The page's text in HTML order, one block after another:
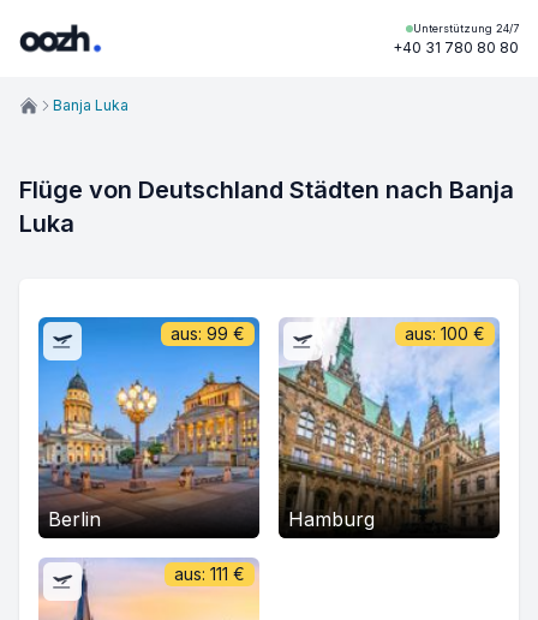
Unterstützung 24/7
+40 31 780 80 80
Banja Luka
Flüge von Deutschland Städten nach Banja
Luka
Berlin
aus: 99 €
Hamburg
aus: 100 €
aus: 111 €